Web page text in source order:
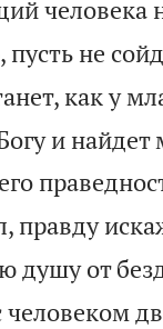
человека
пусть не
как у
и найдет
правду
душу от
человеком